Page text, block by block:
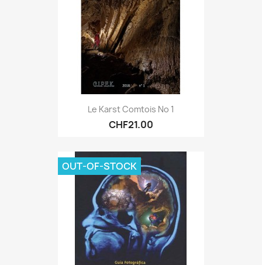
Le Karst Comtois No 1
CHF21.00
OUT-OF-STOCK